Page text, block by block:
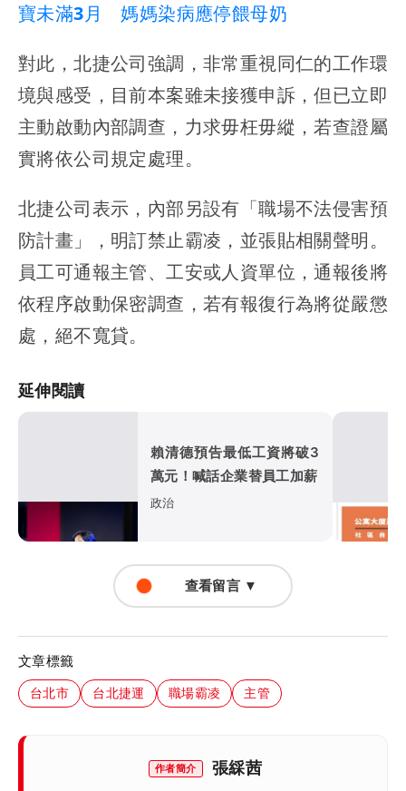
寶未滿3月 媽媽染病應停餵母奶
對此，北捷公司強調，非常重視同仁的工作環
境與感受，目前本案雖未接獲申訴，但已立即
主動啟動內部調查，力求毋枉毋縱，若查證屬
實將依公司規定處理。
北捷公司表示，內部另設有「職場不法侵害預
防計畫」，明訂禁止霸凌，並張貼相關聲明。
員工可通報主管、工安或人資單位，通報後將
依程序啟動保密調查，若有報復行為將從嚴懲
處，絕不寬貸。
延伸閱讀
賴清德預告最低工資將破3
萬元！喊話企業替員工加薪
政治
查看留言 ▼
文章標籤
台北市 台北捷運 職場霸凌 主管
作者簡介 張綵茜